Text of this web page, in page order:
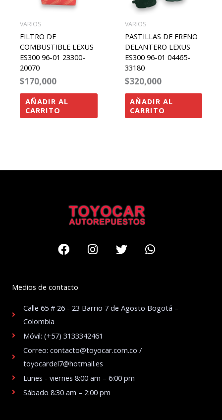
VARIOS
FILTRO DE
COMBUSTIBLE LEXUS
ES300 96-01 23300-
20070
$170,000
AÑADIR AL
CARRITO
VARIOS
PASTILLAS DE FRENO
DELANTERO LEXUS
ES300 96-01 04465-
33180
$320,000
AÑADIR AL
CARRITO
FacebookInstagram
TwitterWhatsapp
Medios de contacto
Calle 65 # 26 - 23 Barrio 7 de Agosto Bogotá –
Colombia
Móvil: (+57) 3133342461
Correo: contacto@toyocar.com.co /
toyocardel7@hotmail.es
Lunes - viernes 8:00 am – 6:00 pm
Sábado 8:30 am – 2:00 pm